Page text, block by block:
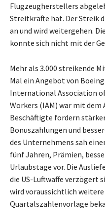
Flugzeugherstellers
Streitkräfte hat. Der Streik
an und wird weitergehen.
konnte sich nicht mit der
Mehr als 3.000 streikende
Mal ein Angebot von
International Association
Workers (IAM) war mit
Beschäftigte fordern
Bonuszahlungen und
des Unternehmens sah
fünf Jahren, Prämien,
Urlaubstage vor. Die
die US-Luftwaffe verzögert
wird voraussichtlich
Quartalszahlenvorlage